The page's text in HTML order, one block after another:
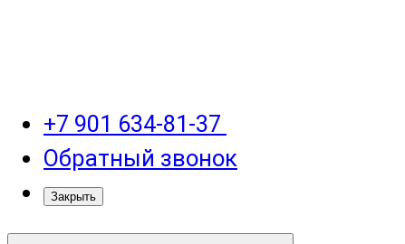
+7 901 634-81-37
Обратный звонок
Закрыть